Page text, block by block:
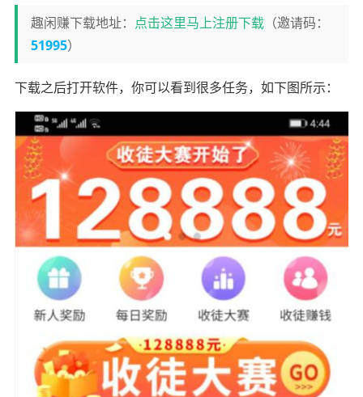
趣闲赚下载地址： 点击这里马上注册下载（邀请码：
51995）
下载之后打开软件，你可以看到很多任务，如下图所示：